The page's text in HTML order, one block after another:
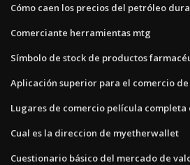
Cómo caen los precios del petróleo
Comerciante herramientas mtg
Símbolo de stock de productos
Aplicación superior para el comercio
Lugares de comercio película completa
Cual es la direccion de myetherwallet
Cuestionario básico del mercado de